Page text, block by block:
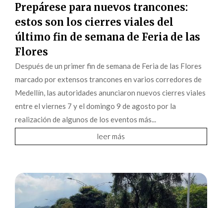
Prepárese para nuevos trancones:
estos son los cierres viales del
último fin de semana de Feria de las
Flores
Después de un primer fin de semana de Feria de las Flores
marcado por extensos trancones en varios corredores de
Medellín, las autoridades anunciaron nuevos cierres viales
entre el viernes 7 y el domingo 9 de agosto por la
realización de algunos de los eventos más...
leer más